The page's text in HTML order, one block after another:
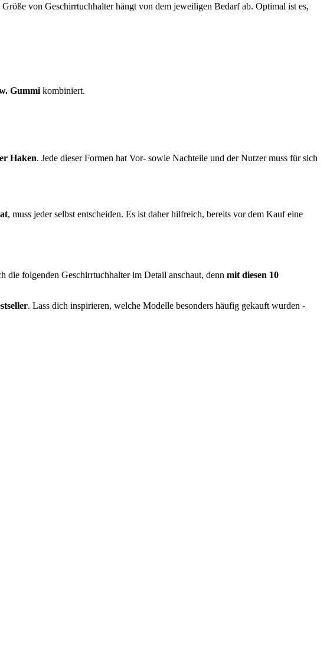
von Geschirrtuchhalter hängt von dem jeweiligen Bedarf ab. Optimal ist es,
Gummi kombiniert.
Haken. Jede dieser Formen hat Vor- sowie Nachteile und der Nutzer muss für sich
, muss jeder selbst entscheiden. Es ist daher hilfreich, bereits vor dem Kauf eine
die folgenden Geschirrtuchhalter im Detail anschaut, denn mit diesen 10
. Lass dich inspirieren, welche Modelle besonders häufig gekauft wurden -